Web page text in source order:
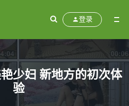
登录
少妇 新地方的初次体
验